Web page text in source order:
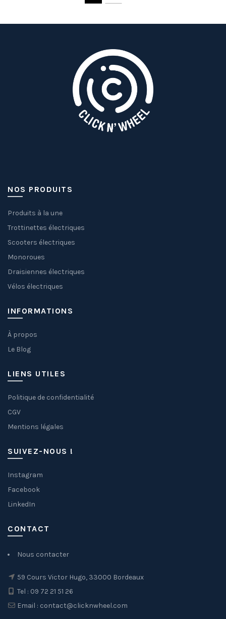
NOS PRODUITS
Produits à la une
Trottinettes électriques
Scooters électriques
Monoroues
Draisiennes électriques
Vélos électriques
INFORMATIONS
À propos
Le Blog
LIENS UTILES
Politique de confidentialité
CGV
Mentions légales
SUIVEZ-NOUS !
Instagram
Facebook
LinkedIn
CONTACT
Nous contacter
59 Cours Victor Hugo, 33000 Bordeaux
Tel : 09 72 21 51 26
Email : contact@clicknwheel.com